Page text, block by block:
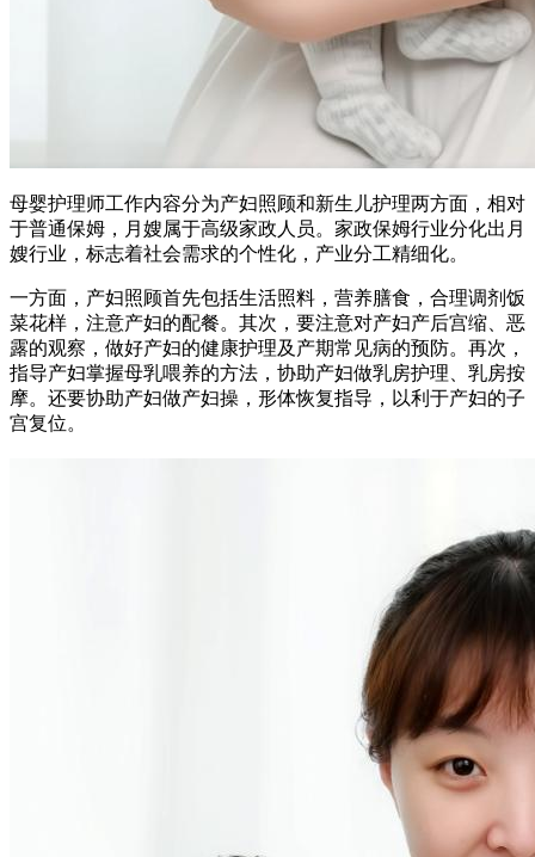
母婴护理师工作内容分为产妇照顾和新生儿护理两方面，相对
于普通保姆，月嫂属于高级家政人员。家政保姆行业分化出月
嫂行业，标志着社会需求的个性化，产业分工精细化。
一方面，产妇照顾首先包括生活照料，营养膳食，合理调剂饭
菜花样，注意产妇的配餐。其次，要注意对产妇产后宫缩、恶
露的观察，做好产妇的健康护理及产期常见病的预防。再次，
指导产妇掌握母乳喂养的方法，协助产妇做乳房护理、乳房按
摩。还要协助产妇做产妇操，形体恢复指导，以利于产妇的子
宫复位。